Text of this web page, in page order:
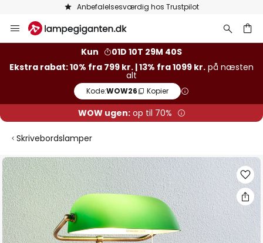
Anbefalelsesværdig hos Trustpilot
to
Kun
01D 10T 29M 39S
Ekstra rabat: 10% fra 799 kr. | 13% fra 1099 kr. på næsten
alt
Kode:WOW26 Kopier
WOW ugen:op til 70%
Skrivebordslamper
Gå
til
slutningen
af
billedgalleriet